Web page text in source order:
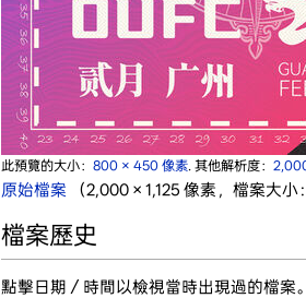
此預覽的大小： 800 × 450 像素. 其他解析度：
原始檔案 （2,000 × 1,125 像素，檔案大
檔案歷史
點擊日期／時間以檢視當時出現過的檔案